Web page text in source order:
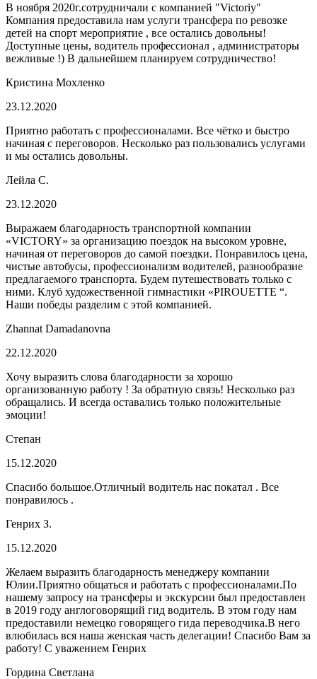
В ноября 2020г.сотрудничали с компанией "Victoriy"
Компания предоставила нам услуги трансфера по ревозке
детей на спорт мероприятие , все остались довольны!
Доступные цены, водитель профессионал , администраторы
вежливые !) В дальнейшем планируем сотрудничество!
Кристина Мохленко
23.12.2020
Приятно работать с профессионалами. Все чётко и быстро
начиная с переговоров. Несколько раз пользовались услугами
и мы остались довольны.
Лейла С.
23.12.2020
Выражаем благодарность транспортной компании
«VICTORY» за организацию поездок на высоком уровне,
начиная от переговоров до самой поездки. Понравилось цена,
чистые автобусы, профессионализм водителей, разнообразие
предлагаемого транспорта. Будем путешествовать только с
ними. Клуб художественной гимнастики «PIROUETTE “.
Наши победы разделим с этой компанией.
Zhannat Damadanovna
22.12.2020
Хочу выразить слова благодарности за хорошо
организованную работу ! За обратную связь! Несколько раз
обращались. И всегда оставались только положительные
эмоции!
Степан
15.12.2020
Спасибо большое.Отличный водитель нас покатал . Все
понравилось .
Генрих З.
15.12.2020
Желаем выразить благодарность менеджеру компании
Юлии.Приятно общаться и работать с профессионалами.По
нашему запросу на трансферы и экскурсии был предоставлен
в 2019 году англоговорящий гид водитель. В этом году нам
предоставили немецко говорящего гида переводчика.В него
влюбилась вся наша женская часть делегации! Спасибо Вам за
работу! С уважением Генрих
Гордина Светлана